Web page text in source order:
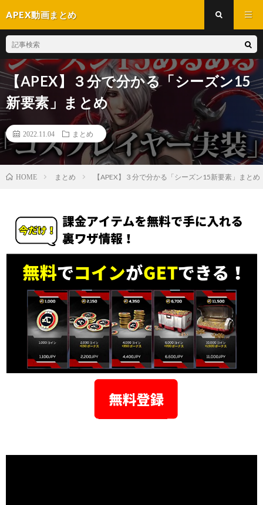
APEX動画まとめ
【APEX】３分で分かる「シーズン15
新要素」まとめ
2022.11.04 まとめ
HOME まとめ 【APEX】３分で分かる「シーズン15新要素」まとめ